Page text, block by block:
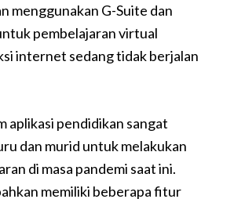
menggunakan G-Suite dan
pembelajaran virtual
internet sedang tidak berjalan
aplikasi pendidikan sangat
dan murid untuk melakukan
di masa pandemi saat ini.
memiliki beberapa fitur